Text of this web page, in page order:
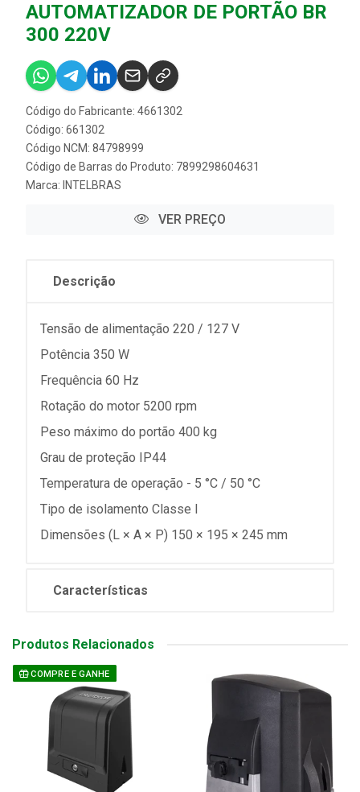
AUTOMATIZADOR DE PORTÃO BR
300 220V
Código do Fabricante: 4661302
Código: 661302
Código NCM: 84798999
Código de Barras do Produto: 7899298604631
Marca: INTELBRAS
VER PREÇO
Descrição
Tensão de alimentação 220 / 127 V
Potência 350 W
Frequência 60 Hz
Rotação do motor 5200 rpm
Peso máximo do portão 400 kg
Grau de proteção IP44
Temperatura de operação - 5 °C / 50 °C
Tipo de isolamento Classe I
Dimensões (L × A × P) 150 × 195 × 245 mm
Características
Produtos Relacionados
COMPRE E GANHE